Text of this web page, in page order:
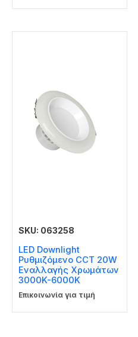
SKU: 063258
LED Downlight
Ρυθμιζόμενο CCT 20W
Εναλλαγής Χρωμάτων
3000K-6000K
Επικοινωνία για τιμή